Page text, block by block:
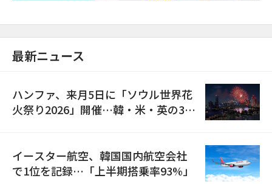
最新ニュース
ハンファ、来月5日に「ソウル世界花
火祭り2026」開催…韓・米・英の3カ
イースター航空、韓国国内航空会社
で1位を記録…「上半期搭乗率93%」